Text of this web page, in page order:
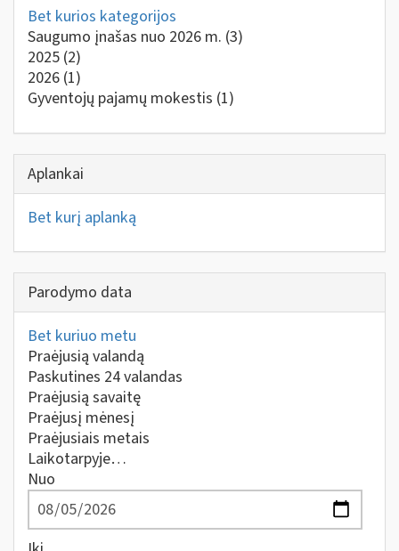
Bet kurios kategorijos
Saugumo įnašas nuo 2026 m. (3)
2025 (2)
2026 (1)
Gyventojų pajamų mokestis (1)
Aplankai
Bet kurį aplanką
Parodymo data
Bet kuriuo metu
Praėjusią valandą
Paskutines 24 valandas
Praėjusią savaitę
Praėjusį mėnesį
Praėjusiais metais
Laikotarpyje…
Nuo